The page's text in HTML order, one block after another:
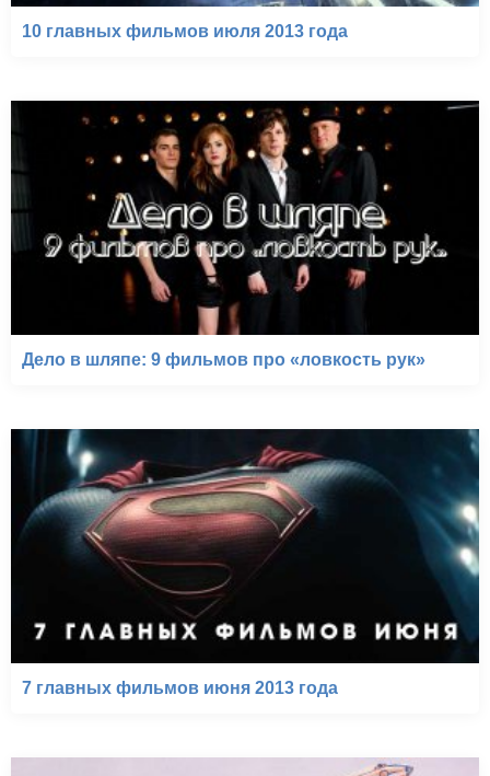
10 главных фильмов июля 2013 года
Дело в шляпе: 9 фильмов про «ловкость рук»
7 главных фильмов июня 2013 года